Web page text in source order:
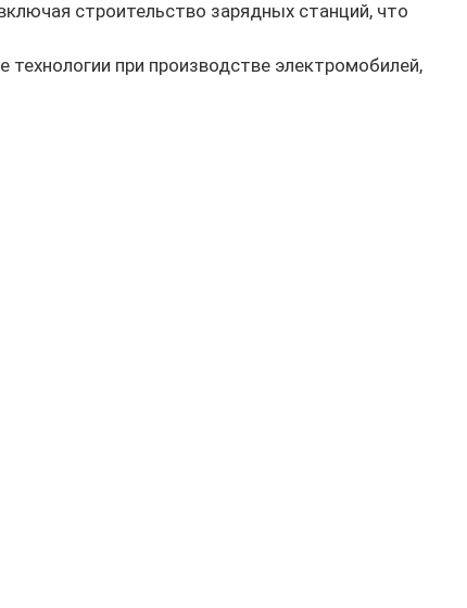
строительство зарядных станций, что
при производстве электромобилей,